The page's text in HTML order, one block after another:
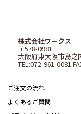
株式会社ワークス
〒578-0981
大阪府東大阪市島之
TEL:072-961-0081
ご注文の流れ
よくあるご質問